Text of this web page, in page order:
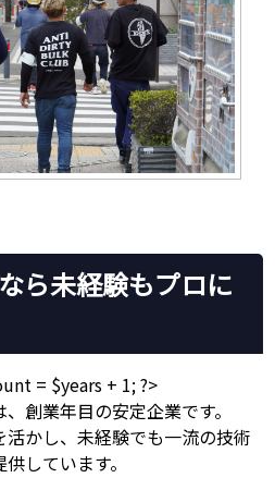
ら未経験もプロに
= $years + 1; ?>
、創業年目の安定企業です。
かし、未経験でも一流の技術
しています。